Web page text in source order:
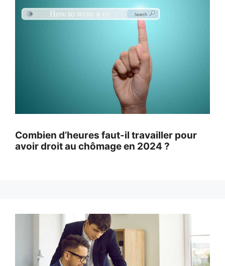
Combien d’heures faut-il travailler pour
avoir droit au chômage en 2024 ?